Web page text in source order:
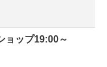
ョップ19:00～